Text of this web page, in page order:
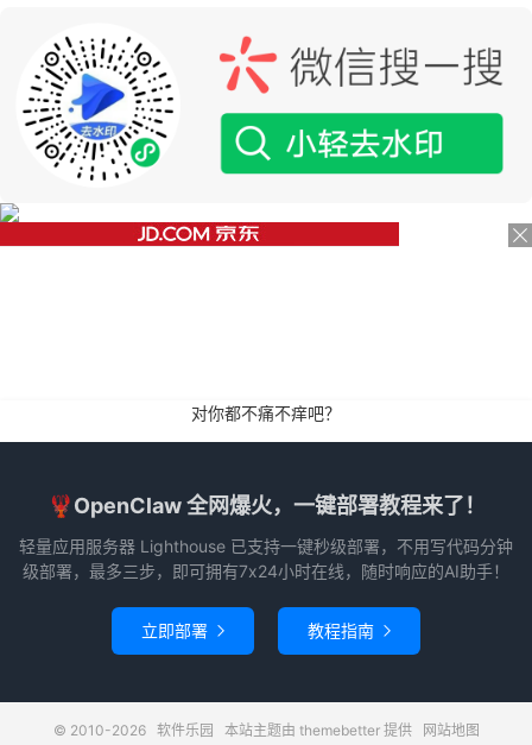
对你都不痛不痒吧？
🦞OpenClaw 全网爆火，一键部署教程来了！
轻量应用服务器 Lighthouse 已支持一键秒级部署，不用写代码分钟
级部署，最多三步，即可拥有7x24小时在线，随时响应的AI助手！
立即部署  教程指南 
© 2010-2026 软件乐园 本站主题由 themebetter提供 网站地图